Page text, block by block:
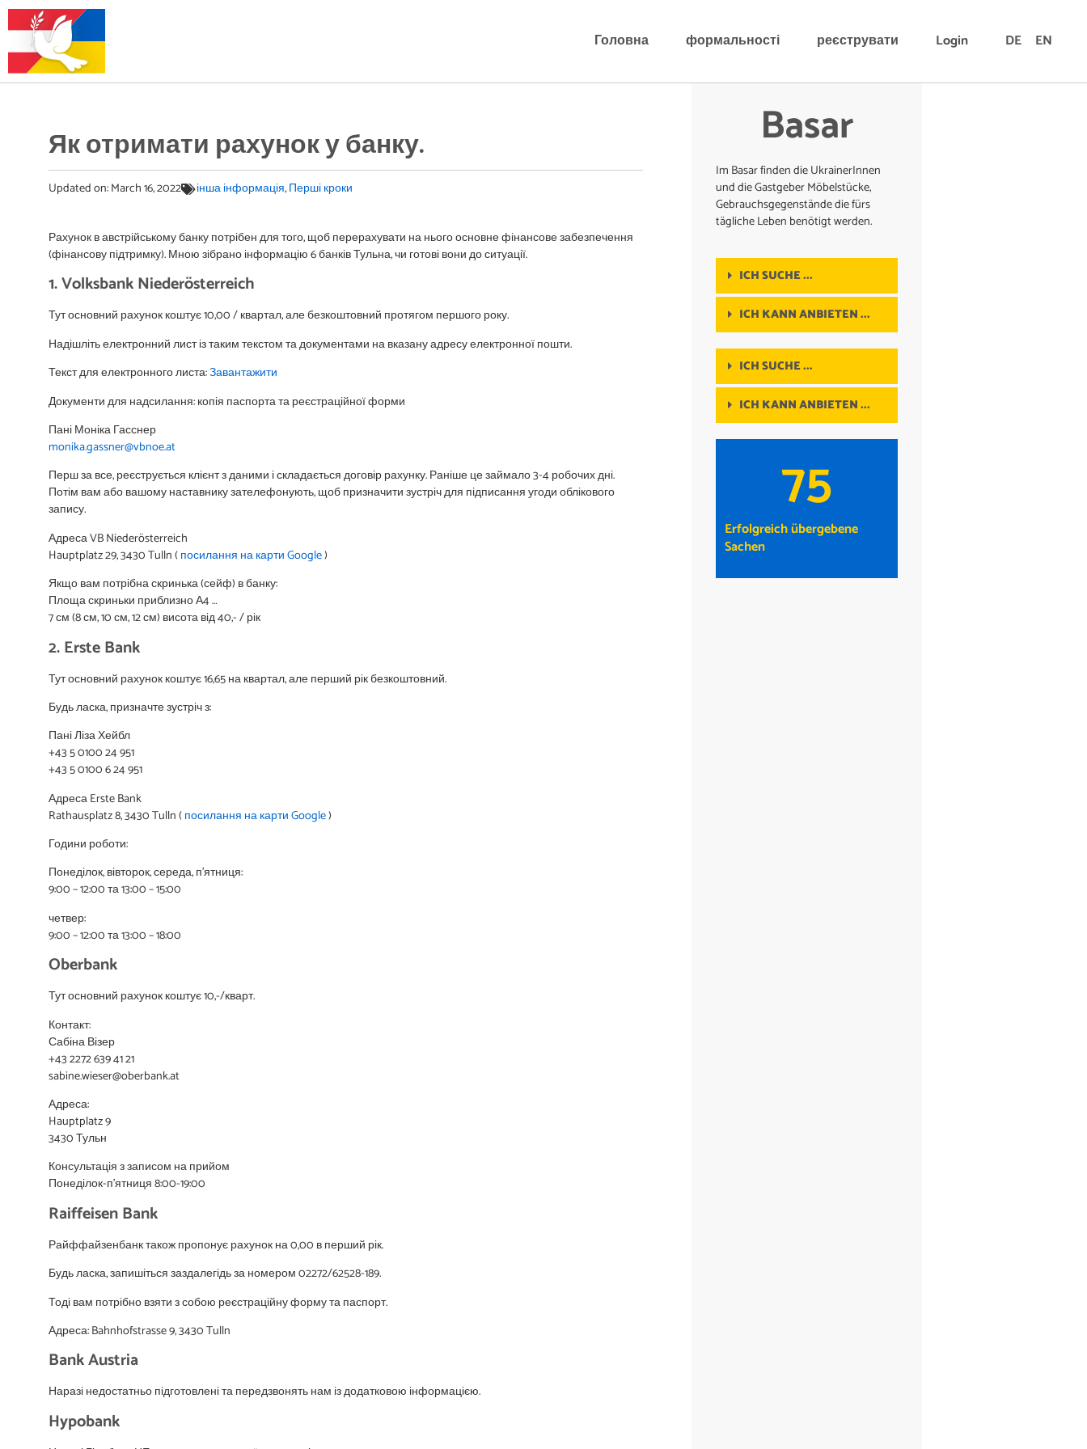
Головна формальності реєструвати Login DE EN
Як отримати рахунок у банку.
Updated on:March 16, 2022 інша інформація,Перші кроки
Рахунок в австрійському банку потрібен для того, щоб перерахувати на нього основне фінансове забезпечення
(фінансову підтримку). Мною зібрано інформацію 6 банків Тульна, чи готові вони до ситуації.
1. Volksbank Niederösterreich
Тут основний рахунок коштує 10,00 / квартал, але безкоштовний протягом першого року.
Надішліть електронний лист із таким текстом та документами на вказану адресу електронної пошти.
Текст для електронного листа:Завантажити
Документи для надсилання: копія паспорта та реєстраційної форми
Пані Моніка Гасснер
monika.gassner@vbnoe.at
Перш за все, реєструється клієнт з даними і складається договір рахунку. Раніше це займало 3-4 робочих дні.
Потім вам або вашому наставнику зателефонують, щоб призначити зустріч для підписання угоди облікового
запису.
Адреса VB Niederösterreich
Hauptplatz 29, 3430 Tulln (посилання на карти Google)
Якщо вам потрібна скринька (сейф) в банку:
Площа скриньки приблизно А4 …
7 см (8 см, 10 см, 12 см) висота від 40,- / рік
2. Erste Bank
Тут основний рахунок коштує 16,65 на квартал, але перший рік безкоштовний.
Будь ласка, призначте зустріч з:
Пані Ліза Хейбл
+43 5 0100 24 951
+43 5 0100 6 24 951
Адреса Erste Bank
Rathausplatz 8, 3430 Tulln (посилання на карти Google)
Години роботи:
Понеділок, вівторок, середа, п’ятниця:
9:00 – 12:00 та 13:00 – 15:00
четвер:
9:00 – 12:00 та 13:00 – 18:00
Oberbank
Тут основний рахунок коштує 10,-/кварт.
Контакт:
Сабіна Візер
+43 2272 639 41 21
sabine.wieser@oberbank.at
Адреса:
Hauptplatz 9
3430 Тульн
Консультація з записом на прийом
Понеділок-п’ятниця 8:00-19:00
Raiffeisen Bank
Райффайзенбанк також пропонує рахунок на 0,00 в перший рік.
Будь ласка, запишіться заздалегідь за номером 02272/62528-189.
Тоді вам потрібно взяти з собою реєстраційну форму та паспорт.
Адреса: Bahnhofstrasse 9, 3430 Tulln
Bank Austria
Наразі недостатньо підготовлені та передзвонять нам із додатковою інформацією.
Hypobank
Basar
Im Basar finden die UkrainerInnen
und die Gastgeber Möbelstücke,
Gebrauchsgegenstände die fürs
tägliche Leben benötigt werden.
ICH SUCHE ...
ICH KANN ANBIETEN ...
ICH SUCHE ...
ICH KANN ANBIETEN ...
Erfolgreich übergebene
Sachen
75